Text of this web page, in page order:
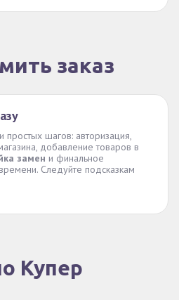
заказ
простых шагов: авторизация,
добавление товаров в
замен и финальное
Следуйте подсказкам
Купер